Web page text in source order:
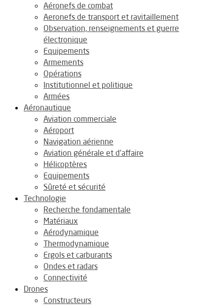
Aéronefs de combat
Aeronefs de transport et ravitaillement
Observation, renseignements et guerre
électronique
Equipements
Armements
Opérations
Institutionnel et politique
Armées
Aéronautique
Aviation commerciale
Aéroport
Navigation aérienne
Aviation générale et d’affaire
Hélicoptères
Equipements
Sûreté et sécurité
Technologie
Recherche fondamentale
Matériaux
Aérodynamique
Thermodynamique
Ergols et carburants
Ondes et radars
Connectivité
Drones
Constructeurs